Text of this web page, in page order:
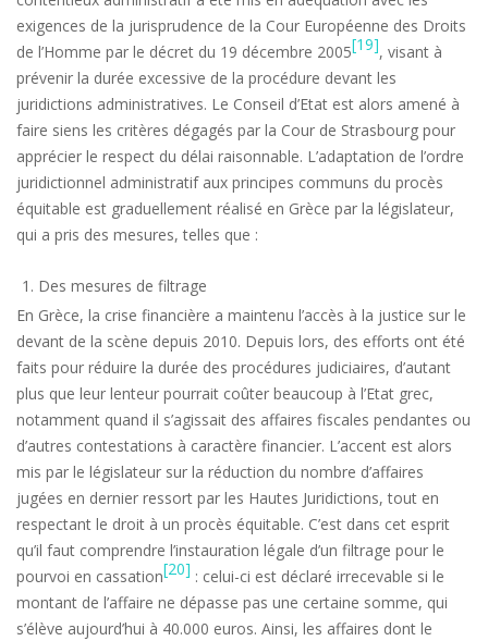
exigences de la jurisprudence de la Cour Européenne des Droits
de l’Homme par le décret du 19 décembre 2005[19], visant à
prévenir la durée excessive de la procédure devant les
juridictions administratives. Le Conseil d’Etat est alors amené à
faire siens les critères dégagés par la Cour de Strasbourg pour
apprécier le respect du délai raisonnable. L’adaptation de l’ordre
juridictionnel administratif aux principes communs du procès
équitable est graduellement réalisé en Grèce par la législateur,
qui a pris des mesures, telles que :
Des mesures de filtrage
En Grèce, la crise financière a maintenu l’accès à la justice sur le
devant de la scène depuis 2010. Depuis lors, des efforts ont été
faits pour réduire la durée des procédures judiciaires, d’autant
plus que leur lenteur pourrait coûter beaucoup à l’Etat grec,
notamment quand il s’agissait des affaires fiscales pendantes ou
d’autres contestations à caractère financier. L’accent est alors
mis par le législateur sur la réduction du nombre d’affaires
jugées en dernier ressort par les Hautes Juridictions, tout en
respectant le droit à un procès équitable. C’est dans cet esprit
qu’il faut comprendre l’instauration légale d’un filtrage pour le
pourvoi en cassation[20] : celui-ci est déclaré irrecevable si le
montant de l’affaire ne dépasse pas une certaine somme, qui
s’élève aujourd’hui à 40.000 euros. Ainsi, les affaires dont le